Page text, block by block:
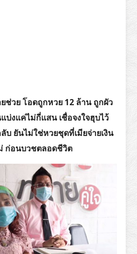
ย โอดถูกหวย 12 ล้าน ถูกผัว
บ่งแค่ไม่กี่แสน เชื่อจงใจฮุบไว้
บ ยันไม่ใช่หวยชุดที่เมียจ่ายเงิน
ก่อนบวชตลอดชีวิต